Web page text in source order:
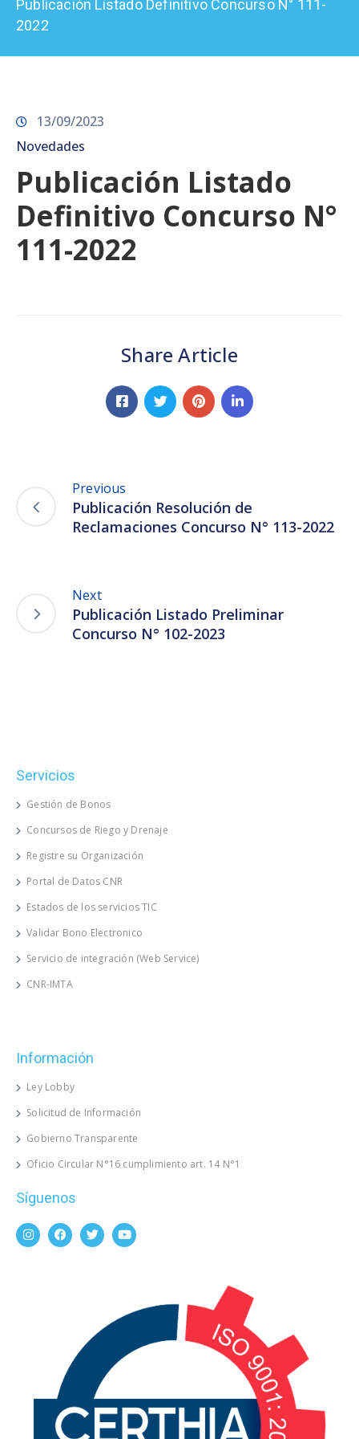
Prensa
Publicación Listado Definitivo Concurso N° 111-
2022
13/09/2023
Novedades
Publicación Listado
Definitivo Concurso N°
111-2022
Share Article
Previous
Publicación Resolución de
Reclamaciones Concurso N° 113-2022
Next
Publicación Listado Preliminar
Concurso N° 102-2023
Servicios
Gestión de Bonos
Concursos de Riego y Drenaje
Registre su Organización
Portal de Datos CNR
Estados de los servicios TIC
Validar Bono Electronico
Servicio de integración (Web Service)
CNR-IMTA
Información
Ley Lobby
Solicitud de Información
Gobierno Transparente
Oficio Circular N°16 cumplimiento art. 14 N°1
Síguenos